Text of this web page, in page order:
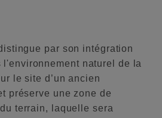
par son intégration
l'environnement naturel de la
le site d’un ancien
préserve une zone de
terrain, laquelle sera